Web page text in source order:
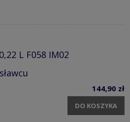
L F058 IM02
144,90 zł
DO KOSZYKA